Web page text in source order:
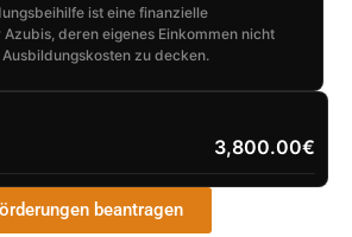
ist eine finanzielle
deren eigenes Einkommen nicht
zu decken.
3,800.00€
beantragen